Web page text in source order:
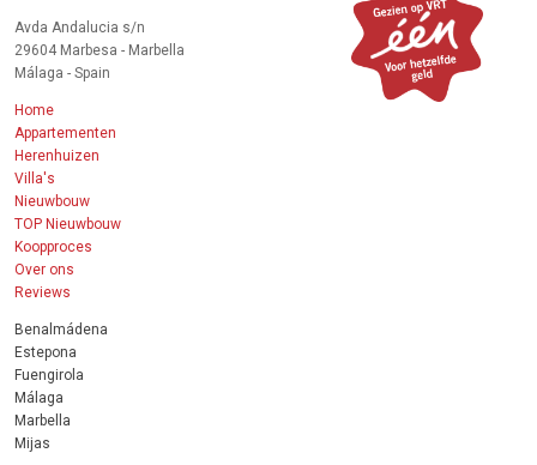
Avda Andalucia s/n
29604 Marbesa - Marbella
Málaga - Spain
Home
Appartementen
Herenhuizen
Villa's
Nieuwbouw
TOP Nieuwbouw
Koopproces
Over ons
Reviews
Benalmádena
Estepona
Fuengirola
Málaga
Marbella
Mijas